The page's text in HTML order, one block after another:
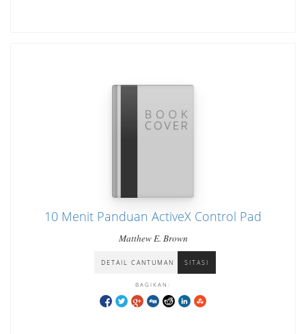
10 Menit Panduan ActiveX Control Pad
Matthew E. Brown
DETAIL CANTUMAN SITASI
BAGIKAN: